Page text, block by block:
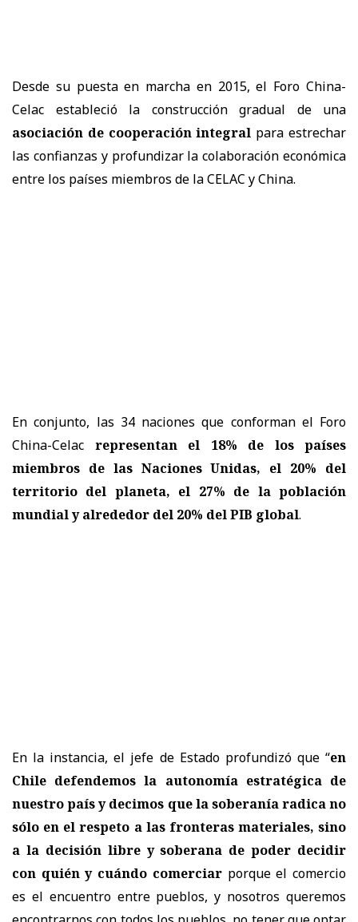
Desde su puesta en marcha en 2015, el Foro China-
Celac estableció la construcción gradual de una
asociación de cooperación integral para estrechar
las confianzas y profundizar la colaboración económica
entre los países miembros de la CELAC y China.
En conjunto, las 34 naciones que conforman el Foro
China-Celac representan el 18% de los países
miembros de las Naciones Unidas, el 20% del
territorio del planeta, el 27% de la población
mundial y alrededor del 20% del PIB global.
En la instancia, el jefe de Estado profundizó que “en
Chile defendemos la autonomía estratégica de
nuestro país y decimos que la soberanía radica no
sólo en el respeto a las fronteras materiales, sino
a la decisión libre y soberana de poder decidir
con quién y cuándo comerciarporque el comercio
es el encuentro entre pueblos, y nosotros queremos